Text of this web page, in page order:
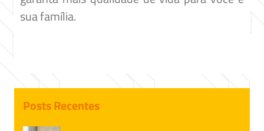
sua família.
Posts Recentes